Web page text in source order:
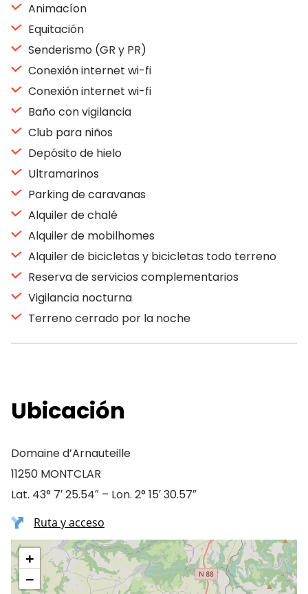
Animacíon
Equitación
Senderismo (GR y PR)
Conexión internet wi-fi
Conexión internet wi-fi
Baño con vigilancia
Club para niños
Depósito de hielo
Ultramarinos
Parking de caravanas
Alquiler de chalé
Alquiler de mobilhomes
Alquiler de bicicletas y bicicletas todo terreno
Reserva de servicios complementarios
Vigilancia nocturna
Terreno cerrado por la noche
Ubicación
Domaine d’Arnauteille
11250 MONTCLAR
Lat. 43° 7′ 25.54″ – Lon. 2° 15′ 30.57″
Ruta y acceso
+
−